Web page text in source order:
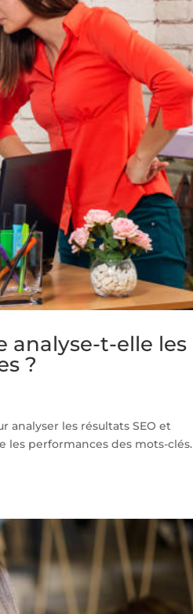
analyse-t-elle les
?
analyser les résultats SEO et
les performances des mots-clés.